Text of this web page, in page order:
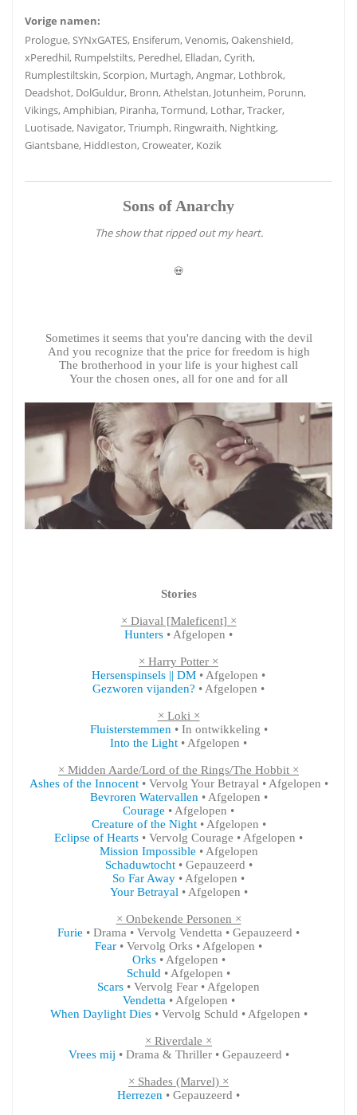
Vorige namen:
Prologue, SYNxGATES, Ensiferum, Venomis, OakenshieId,
xPeredhil, Rumpelstilts, Peredhel, Elladan, Cyrith,
Rumplestiltskin, Scorpion, Murtagh, Angmar, Lothbrok,
Deadshot, DolGuldur, Bronn, Athelstan, Jotunheim, Porunn,
Vikings, Amphibian, Piranha, Tormund, Lothar, Tracker,
Luotisade, Navigator, Triumph, Ringwraith, Nightking,
Giantsbane, HiddIeston, Croweater, Kozik
Sons of Anarchy
The show that ripped out my heart.
💀
Sometimes it seems that you're dancing with the devil
And you recognize that the price for freedom is high
The brotherhood in your life is your highest call
Your the chosen ones, all for one and for all
Stories
× Diaval [Maleficent] ×
Hunters • Afgelopen •
× Harry Potter ×
Hersenspinsels || DM • Afgelopen •
Gezworen vijanden? • Afgelopen •
× Loki ×
Fluisterstemmen • In ontwikkeling •
Into the Light • Afgelopen •
× Midden Aarde/Lord of the Rings/The Hobbit ×
Ashes of the Innocent• Vervolg Your Betrayal • Afgelopen •
Bevroren Watervallen • Afgelopen •
Courage • Afgelopen •
Creature of the Night• Afgelopen •
Eclipse of Hearts • Vervolg Courage • Afgelopen •
Mission Impossible • Afgelopen
Schaduwtocht• Gepauzeerd •
So Far Away • Afgelopen •
Your Betrayal • Afgelopen •
× Onbekende Personen ×
Furie • Drama • Vervolg Vendetta • Gepauzeerd •
Fear • Vervolg Orks • Afgelopen •
Orks• Afgelopen •
Schuld • Afgelopen •
Scars • Vervolg Fear • Afgelopen
Vendetta • Afgelopen •
When Daylight Dies• Vervolg Schuld • Afgelopen •
× Riverdale ×
Vrees mij • Drama & Thriller • Gepauzeerd •
× Shades (Marvel) ×
Herrezen • Gepauzeerd •